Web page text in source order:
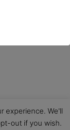
experience. We'll
out if you wish.